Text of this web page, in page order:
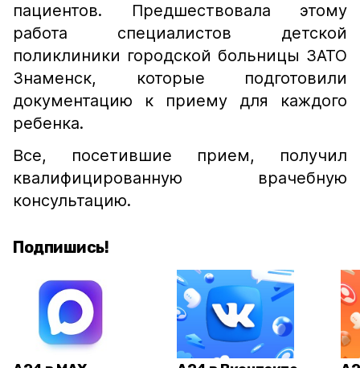
пациентов. Предшествовала этому
работа специалистов детской
поликлиники городской больницы ЗАТО
Знаменск, которые подготовили
документацию к приему для каждого
ребенка.
Все, посетившие прием, получил
квалифицированную врачебную
консультацию.
Подпишись!